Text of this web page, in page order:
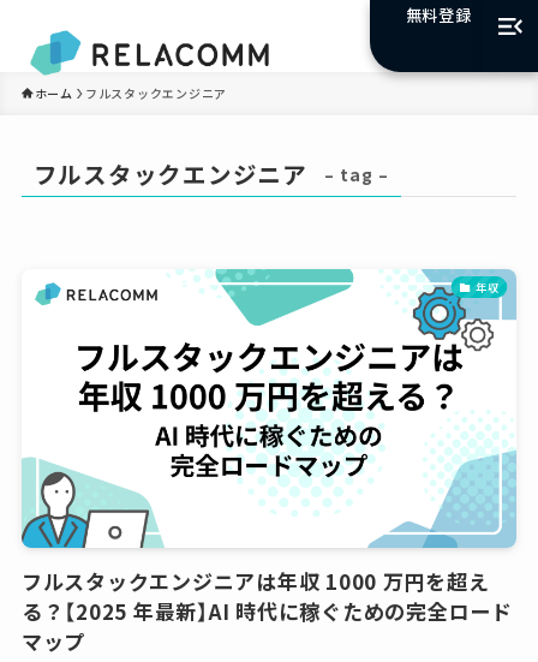
無料登録
ホーム フルスタックエンジニア
フルスタックエンジニア – tag –
年収
フルスタックエンジニアは年収 1000 万円を超え
る？【2025 年最新】AI 時代に稼ぐための完全ロード
マップ